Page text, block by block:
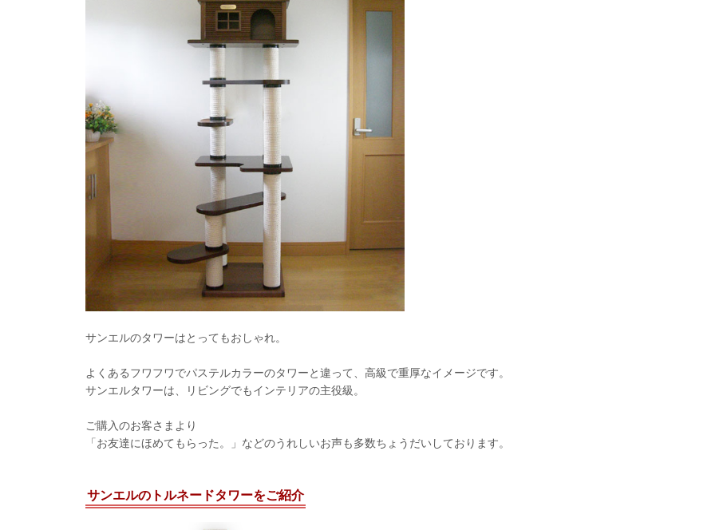
サンエルのタワーはとってもおしゃれ。
よくあるフワフワでパステルカラーのタワーと違って、高級で重厚なイメージです。
サンエルタワーは、リビングでもインテリアの主役級。
ご購入のお客さまより
「お友達にほめてもらった。」などのうれしいお声も多数ちょうだいしております。
サンエルのトルネードタワーをご紹介